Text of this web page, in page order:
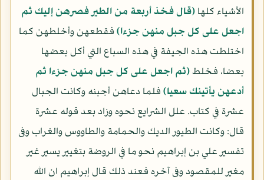
الأشياء كلها (قال فخذ أربعة من الطير فصرهن إليك ثم
اجعل على كل جبل منهن جزءا) فقطعهن وأخلطهن كما
اختلطت هذه الجيفة في هذه السباع التي أكل بعضها
بعضا، فخلط (ثم اجعل على كل جبل منهن جزءا ثم
أدعهن يأتينك سعيا) فلما دعاهن أجبنه وكانت الجبال
عشرة في كتاب. علل الشرايع نحوه وزاد بعد قوله عشرة
قال: وكانت الطيور الديك والحمامة والطاووس والغراب وفى
تفسير علي بن إبراهيم نحو ما في الروضة بتغيير يسير غير
مغير للمقصود وفى آخره فعند ذلك قال إبراهيم ان الله